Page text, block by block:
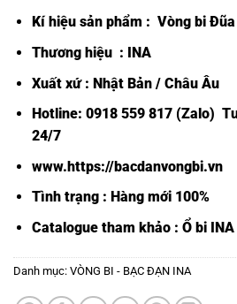
Kí hiệu sản phẩm : Vòng bi
Thương hiệu : INA
Xuất xứ : Nhật Bản / Châu Âu
Hotline: 0918 559 817 (Zalo)
24/7
www.https://bacdanvongbi.vn
Tình trạng : Hàng mới 100%
Catalogue tham khảo : Ổ bi INA
Danh mục: VÒNG BI - BẠC ĐẠN INA